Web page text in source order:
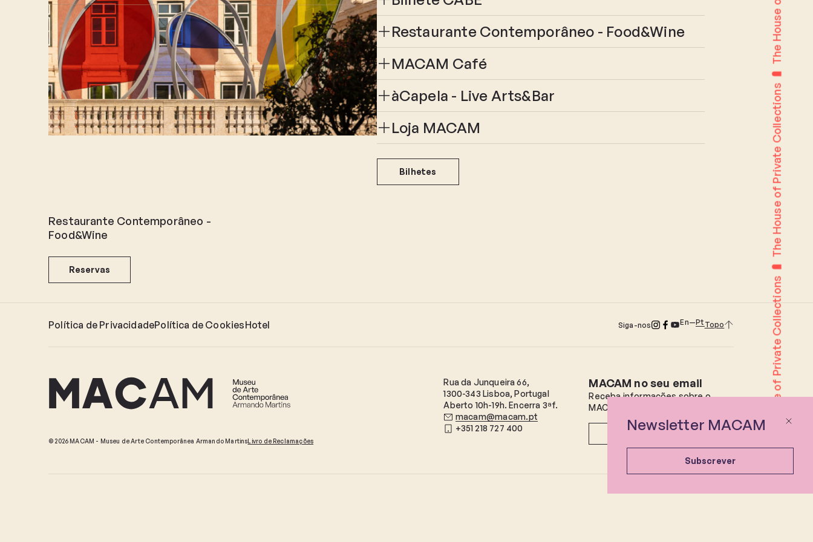
Newsletter MACAM
Subscrever
The House of Private Collections
The House of Private Collections
Restaurante Contemporâneo - Food&Wine
MACAM Café
àCapela - Live Arts&Bar
Loja MACAM
Bilhetes
Restaurante Contemporâneo -
Food&Wine
Reservas
Política de PrivacidadePolítica de CookiesHotel Siga-nos En PtTopo
© 2026 MACAM - Museu de Arte Contemporânea Armando MartinsLivro de Reclamações
Rua da Junqueira 66,
1300-343 Lisboa, Portugal
Aberto 10h-19h. Encerra 3ªf.
macam@macam.pt
+351 218 727 400
MACAM no seu email
Receba informações sobre o
MACAM e futuros eventos.
Subscrever